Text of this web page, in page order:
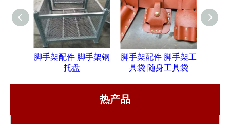
脚手架配件 脚手架钢
托盘
脚手架配件 脚手架工
具袋 随身工具袋
热产品